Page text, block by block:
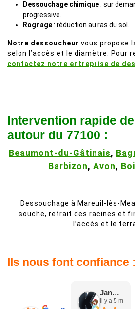
Dessouchage chimique: sur
progressive.
Rognage: réduction au ras du sol.
Notre dessoucheur vous propose
selon l’accès et le diamètre. Pour
contactez notre entreprise de
Intervention rapide
autour du 77100 :
Beaumont-du-Gâtinais,
Barbizon, Avon,
Dessouchage à Mareuil-lès-
souche, retrait des racines et
l’accès et le
Ils nous font confiance :
Jane D.
il y a 5 mois